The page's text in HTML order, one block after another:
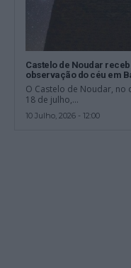
Castelo de Noudar
observação do céu em
O Castelo de Noudar, no
18 de julho,...
10 Julho, 2026 - 12:00